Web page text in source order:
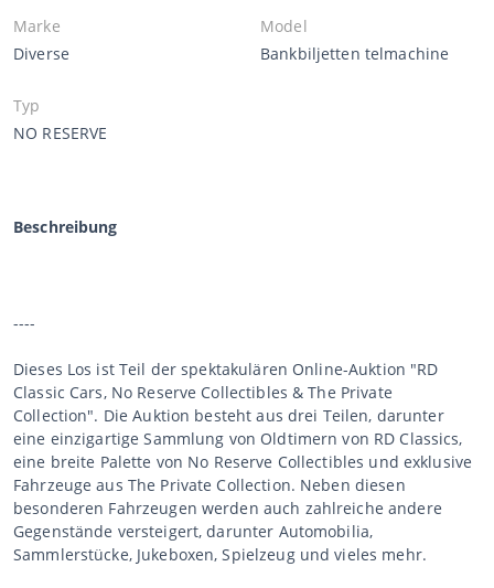
Marke
Diverse
Model
Bankbiljetten telmachine
Typ
NO RESERVE
Beschreibung
----
Dieses Los ist Teil der spektakulären Online-Auktion "RD
Classic Cars, No Reserve Collectibles & The Private
Collection". Die Auktion besteht aus drei Teilen, darunter
eine einzigartige Sammlung von Oldtimern von RD Classics,
eine breite Palette von No Reserve Collectibles und exklusive
Fahrzeuge aus The Private Collection. Neben diesen
besonderen Fahrzeugen werden auch zahlreiche andere
Gegenstände versteigert, darunter Automobilia,
Sammlerstücke, Jukeboxen, Spielzeug und vieles mehr.